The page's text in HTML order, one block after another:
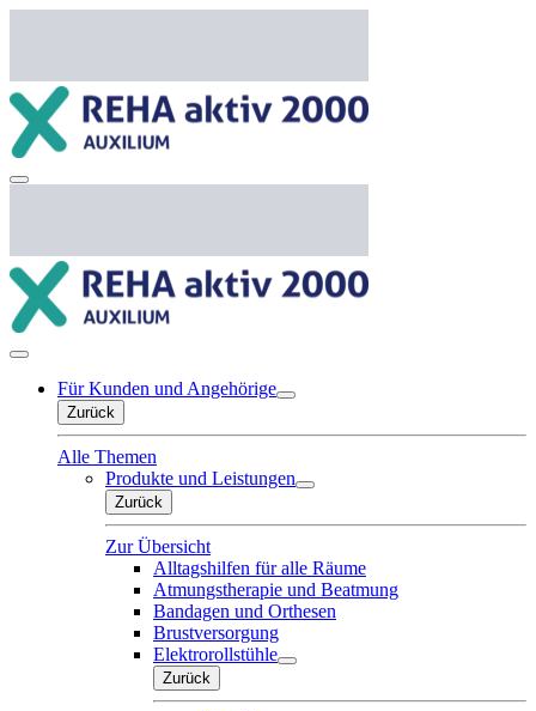
Für Kunden und Angehörige
Zurück
Alle Themen
Produkte und Leistungen
Zurück
Zur Übersicht
Alltagshilfen für alle Räume
Atmungstherapie und Beatmung
Bandagen und Orthesen
Brustversorgung
Elektrorollstühle
Zurück